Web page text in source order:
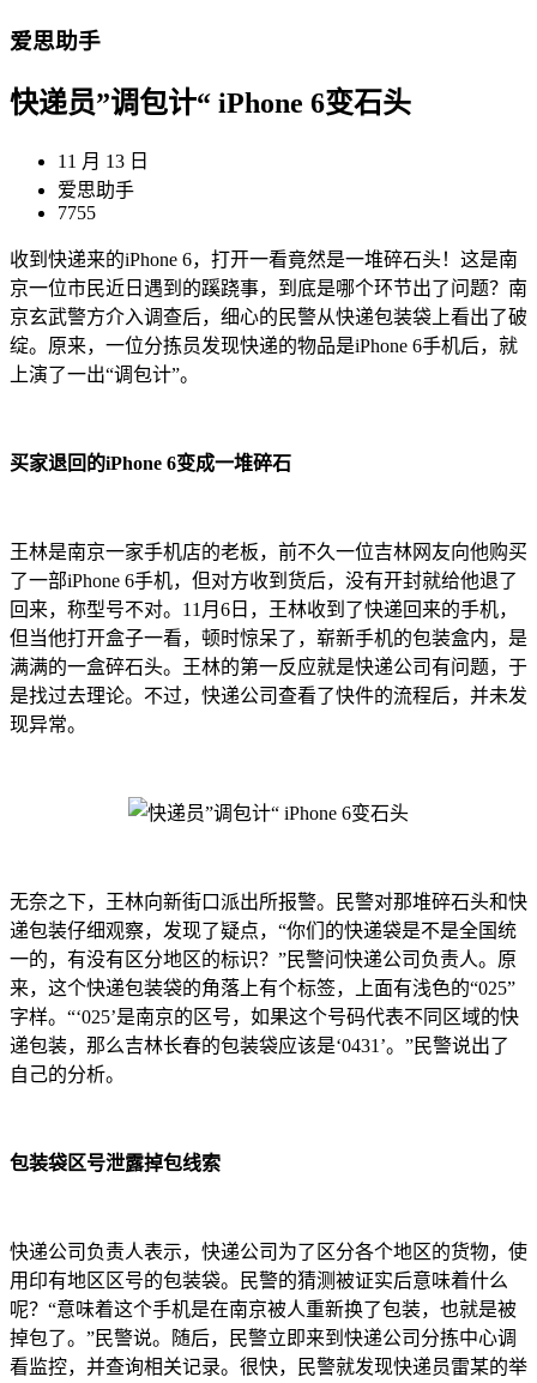
爱思助手
快递员”调包计“ iPhone 6变石头
11 月 13 日
爱思助手
7755
收到快递来的iPhone 6，打开一看竟然是一堆碎石头！这是南
京一位市民近日遇到的蹊跷事，到底是哪个环节出了问题？南
京玄武警方介入调查后，细心的民警从快递包装袋上看出了破
绽。原来，一位分拣员发现快递的物品是iPhone 6手机后，就
上演了一出“调包计”。
买家退回的iPhone 6变成一堆碎石
王林是南京一家手机店的老板，前不久一位吉林网友向他购买
了一部iPhone 6手机，但对方收到货后，没有开封就给他退了
回来，称型号不对。11月6日，王林收到了快递回来的手机，
但当他打开盒子一看，顿时惊呆了，崭新手机的包装盒内，是
满满的一盒碎石头。王林的第一反应就是快递公司有问题，于
是找过去理论。不过，快递公司查看了快件的流程后，并未发
现异常。
无奈之下，王林向新街口派出所报警。民警对那堆碎石头和快
递包装仔细观察，发现了疑点，“你们的快递袋是不是全国统
一的，有没有区分地区的标识？”民警问快递公司负责人。原
来，这个快递包装袋的角落上有个标签，上面有浅色的“025”
字样。“‘025’是南京的区号，如果这个号码代表不同区域的快
递包装，那么吉林长春的包装袋应该是‘0431’。”民警说出了
自己的分析。
包装袋区号泄露掉包线索
快递公司负责人表示，快递公司为了区分各个地区的货物，使
用印有地区区号的包装袋。民警的猜测被证实后意味着什么
呢？“意味着这个手机是在南京被人重新换了包装，也就是被
掉包了。”民警说。随后，民警立即来到快递公司分拣中心调
看监控，并查询相关记录。很快，民警就发现快递员雷某的举